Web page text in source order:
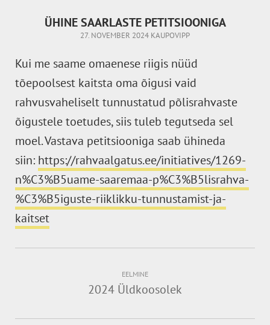
ÜHINE SAARLASTE PETITSIOONIGA
27. NOVEMBER 2024 KAUPOVIPP
Kui me saame omaenese riigis nüüd
tõepoolsest kaitsta oma õigusi vaid
rahvusvaheliselt tunnustatud põlisrahvaste
õigustele toetudes, siis tuleb tegutseda sel
moel. Vastava petitsiooniga saab ühineda
siin: https://rahvaalgatus.ee/initiatives/1269-
n%C3%B5uame-saaremaa-p%C3%B5lisrahva-
%C3%B5iguste-riiklikku-tunnustamist-ja-
kaitset
EELMINE
2024 Üldkoosolek